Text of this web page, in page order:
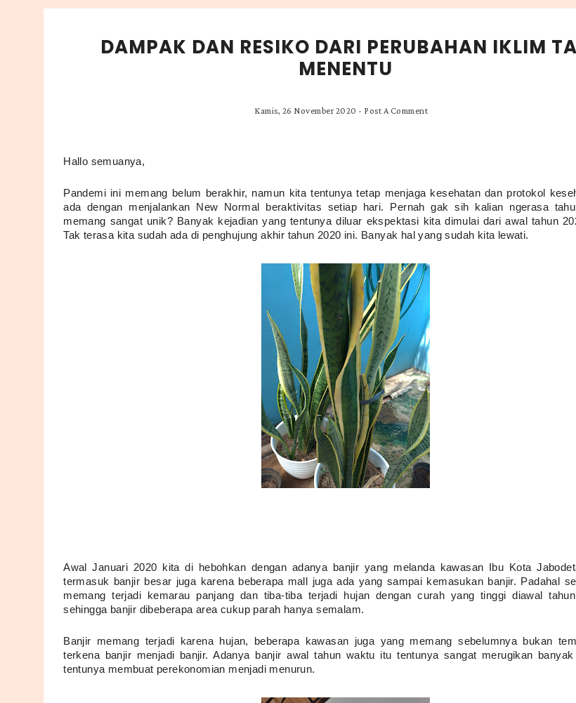
DAMPAK DAN RESIKO DARI PERUBAHAN IKLIM
MENENTU
Kamis, 26 November 2020 - Post A Comment
Hallo semuanya,
Pandemi ini memang belum berakhir, namun kita tentunya tetap menjaga kesehatan dan protokol
ada dengan menjalankan New Normal beraktivitas setiap hari. Pernah gak sih kalian ngerasa
memang sangat unik? Banyak kejadian yang tentunya diluar ekspektasi kita dimulai dari awal tahun
Tak terasa kita sudah ada di penghujung akhir tahun 2020 ini. Banyak hal yang sudah kita lewati.
Awal Januari 2020 kita di hebohkan dengan adanya banjir yang melanda kawasan Ibu Kota
termasuk banjir besar juga karena beberapa mall juga ada yang sampai kemasukan banjir. Padahal
memang terjadi kemarau panjang dan tiba-tiba terjadi hujan dengan curah yang tinggi diawal
sehingga banjir dibeberapa area cukup parah hanya semalam.
Banjir memang terjadi karena hujan, beberapa kawasan juga yang memang sebelumnya bukan
terkena banjir menjadi banjir. Adanya banjir awal tahun waktu itu tentunya sangat merugikan
tentunya membuat perekonomian menjadi menurun.